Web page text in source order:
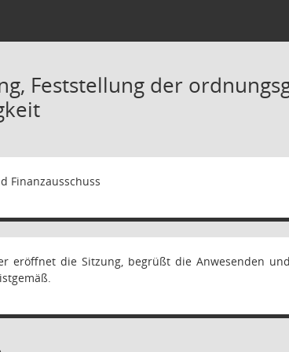
Feststellung der
Finanzausschuss
eröffnet die Sitzung, begrüßt die Anwesenden